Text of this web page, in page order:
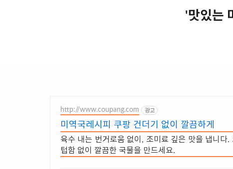
'맛있는
http://www.coupang.com 광고
미역국레시피 쿠팡 건더기 없이 깔끔하게
육수 내는 번거로움 없이, 조미료 깊은 맛을 냅니다
텁함 없이 깔끔한 국물을 만드세요.